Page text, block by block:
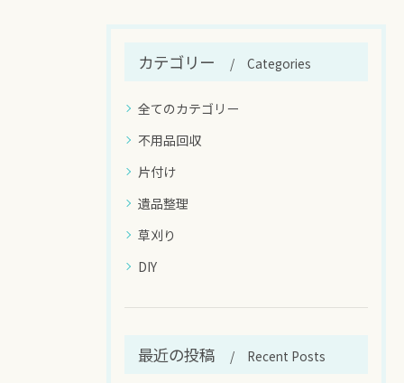
カテゴリー Categories
全てのカテゴリー
不用品回収
片付け
遺品整理
草刈り
DIY
最近の投稿 Recent Posts